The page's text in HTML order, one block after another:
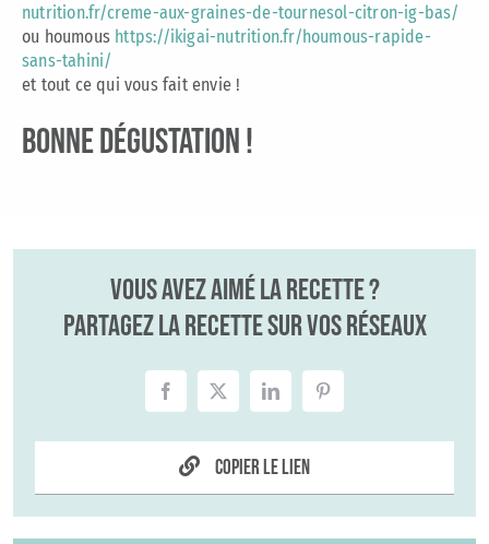
nutrition.fr/creme-aux-graines-de-tournesol-citron-ig-bas/
ou houmous https://ikigai-nutrition.fr/houmous-rapide-
sans-tahini/
et tout ce qui vous fait envie !
BONNE DÉGUSTATION !
Vous avez aimé la recette ?
Partagez la recette sur vos réseaux
Copier le lien